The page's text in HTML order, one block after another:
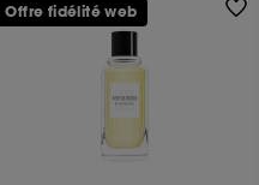
Offre fidélité web